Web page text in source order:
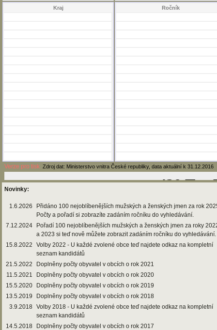
Kraj Ročník
Verze pro tisk Zdroj dat: Ministerstvo vnitra České republiky, data aktuální k 31.12.2016
Novinky:
1.6.2026
Přidáno 100 nejoblíbenějších mužských a ženských jmen za rok
Počty a pořadí si zobrazíte zadáním ročníku do vyhledávání.
7.12.2024
Pořadí 100 nejoblíbenějších mužských a ženských jmen za roky
a 2023 si teď nově můžete zobrazit zadáním ročníku do vyhledávání.
15.8.2022
Volby 2022 - U každé zvolené obce teď najdete odkaz na kompletní
seznam kandidátů
21.5.2022
Doplněny počty obyvatel v obcích o rok 2021
11.5.2021
Doplněny počty obyvatel v obcích o rok 2020
15.5.2020
Doplněny počty obyvatel v obcích o rok 2019
13.5.2019
Doplněny počty obyvatel v obcích o rok 2018
3.9.2018 Volby 2018 - U každé zvolené obce teď najdete odkaz na kompletní
seznam kandidátů
14.5.2018
Doplněny počty obyvatel v obcích o rok 2017